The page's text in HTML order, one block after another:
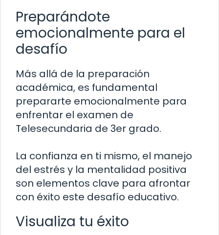
Preparándote
emocionalmente para el
desafío
Más allá de la preparación
académica, es fundamental
prepararte emocionalmente para
enfrentar el examen de
Telesecundaria de 3er grado.
La confianza en ti mismo, el manejo
del estrés y la mentalidad positiva
son elementos clave para afrontar
con éxito este desafío educativo.
Visualiza tu éxito